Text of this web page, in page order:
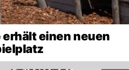
einen neuen